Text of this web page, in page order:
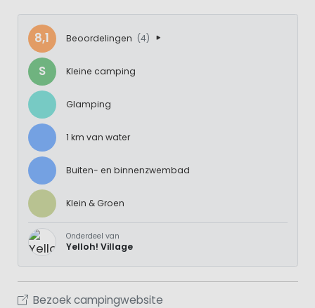
8,1 Beoordelingen (4)
S Kleine camping
Glamping
1 km van water
Buiten- en binnenzwembad
Klein & Groen
Onderdeel van
Yelloh! Village
Bezoek campingwebsite